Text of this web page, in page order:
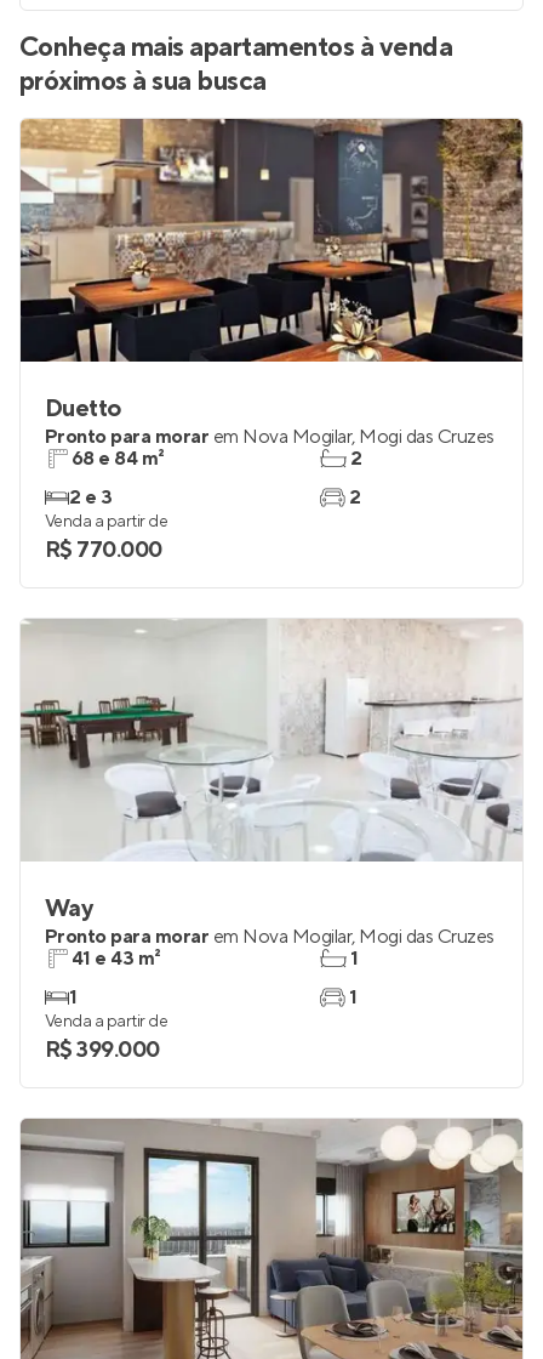
Conheça mais apartamentos à venda
próximos à sua busca
Duetto
Pronto para morar em Nova Mogilar, Mogi das Cruzes
68 e 84 m²
2 e 3
2
2
Venda a partir de
R$ 770.000
Way
Pronto para morar em Nova Mogilar, Mogi das Cruzes
41 e 43 m²
1
1
1
Venda a partir de
R$ 399.000